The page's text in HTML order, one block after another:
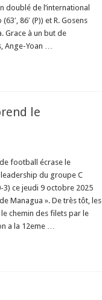
doublé de l’international
86′ (P)) et R. Gosens
Grace à un but de
Ange-Yoan …
le
football écrase le
du groupe C
3) ce jeudi 9 octobre 2025
Managua ». De très tôt, les
chemin des filets par le
a la 12eme …